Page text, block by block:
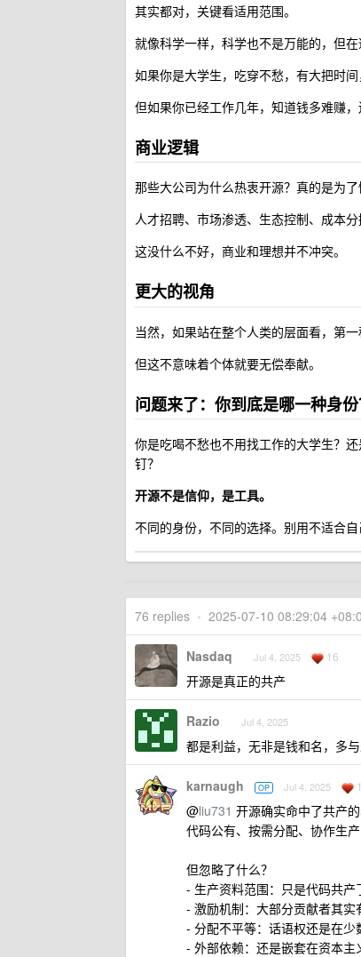
其实都对，关键看适用范围。
就像科学一样，科学也不是万能的，但在
如果你是大学生，吃穿不愁，有大把时
但如果你已经工作几年，知道钱多难赚
商业逻辑
那些大公司为什么热衷开源？真的是为了
人才招聘、市场渗透、生态控制、成本
这没什么不好，商业和理想并不冲突。
更大的视角
当然，如果站在整个人类的层面看，第
但这不意味着个体就要无偿奉献。
问题来了：你到底是哪一种身份
你是吃喝不愁也不用找工作的大学生？
钉？
开源不是信仰，是工具。
不同的身份，不同的选择。别用不适合
76 replies • 2025-07-10 08:29:04
Nasdaq Jul 4, 2025 16
开源是真正的共产
Razio Jul 4, 2025
都是利益，无非是钱和名，多与
karnaugh OP Jul 4, 2025 1
@liu731 开源确实命中了共产的
代码公有、按需分配、协作生产
但忽略了什么？
- 生产资料范围：只是代码共
- 激励机制：大部分贡献者其实
- 分配不平等：话语权还是在
- 外部依赖：还是嵌套在资本